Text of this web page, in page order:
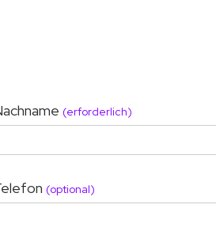
(erforderlich)
(optional)